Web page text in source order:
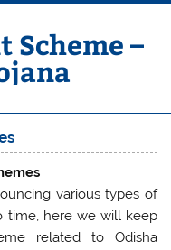
Scheme –
various types of
time, here we will keep
related to Odisha